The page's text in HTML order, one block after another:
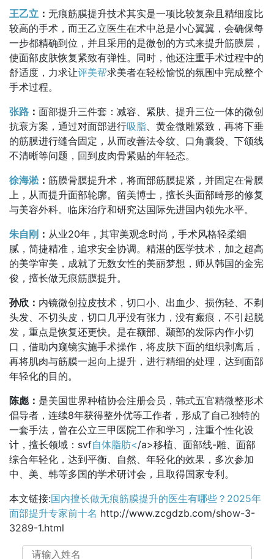
王乙立 ： 无痕筋膜提升技术其实是一项比较复杂且精细度比
较高的手术，而王乙立医生在术中总是小心翼翼，会确保每
一步都精确到位，并且采用的是微创的方式来提升筋膜层，
使面部皮肤恢复紧致有弹性。同时，他还注重手术过程中的
舒适度，力求让评美帮求美者在轻松愉悦的氛围中完成整个
手术过程。
张路 ： 面部提升三件套：减容、紧肤、提升三位一体的微创
抗衰方案，通过对面部进行吸脂 、黄金微雕紧致，再将下垂
的筋膜进行缝合固定，从而改善法令纹、口角囊袋、下颌线
不清晰等问题，回到皮肉骨紧贴的年轻态。
徐海淞： 筋膜骨膜提升术，将面部筋膜提紧，并固定在骨膜
上，从而提升面部轮廓。留美博士，擅长头面部畸形的修复
与美容外科。临床治疗和研究达国际先进国内领先水平。
朱自刚 ： 从业20年，其审美观念时尚，手术风格轻柔细
腻，简捷精准，追求安全协调。精湛的医学技术，加之超高
的美学审美，成就了无数女性的美丽梦想，师从韩国的金宪
俊，擅长做无痕筋膜提升。
孙欣： 内镜微创拉皮技术，切口小、出血少、损伤轻、不剃
头发、不切头皮，切口几乎没有张力，没有瘢痕，不引起脱
发，重点是恢复还更快。是在额部、颞部的发际内作小切
口，借助内窥镜实施手术操作，将皮肤下面的组织剥离后，
再将肌肉与筋膜一起向上提升，进行精细的处理，达到面部
年轻化的目的。
陈彪： 是美国世界种植协会注册会员，韩式五官精微整形术
倡导者，连续8年获得整外优等工作者，形成了自己独特的
一套手法，曾在公立三甲医院工作和学习，注重个性化设
计，擅长领域：svf自体脂肪</a>移植、面部线-雕、面部
综合年轻化，达到平衡、自然、年轻化的效果，多次参加
中、美、韩等多国的学术研讨会，且取得国家专利。
本文链接:国内擅长做无痕筋膜提升的医生有哪些？2025年
面部提升专家前十名 http://www.zcgdzb.com/show-3-
3289-1.html